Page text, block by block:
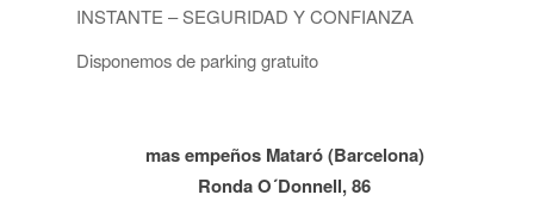
INSTANTE – SEGURIDAD Y CONFIANZA
Disponemos de parking gratuito
mas empeños Mataró (Barcelona)
Ronda O´Donnell, 86